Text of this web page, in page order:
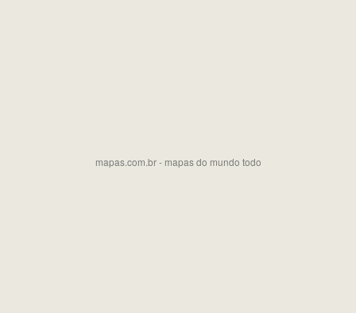
mapas.com.br - mapas do mundo todo